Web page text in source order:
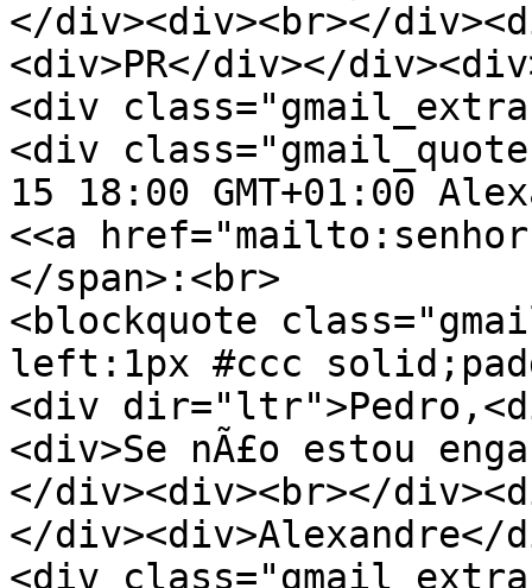
</div><div><br></
<div>PR</div></
<div
<div
15 18:00 GMT+01:00
<<a
</span>:<br>
<blockquote
left:1px #ccc
<div
<div>Se nÃ£o estou
</div><div><br></
</div><div>Alexandre</
<div